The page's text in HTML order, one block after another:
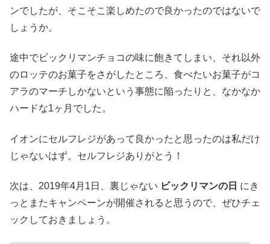
ンでしたが、そこそこ楽しめたので良かったのではないで
しょうか。
途中でビックリマンチョコの味に飽きてしまい、それ以外
のロッテのお菓子をさがしたところ、食べたいお菓子がコ
アラのマーチしかないという事態に陥ったりと、なかなか
ハードな1ヶ月でした。
イオンにセルフレジがあって良かったと思ったのは私だけ
じゃないはず。セルフレジありがとう！
次は、2019年4月1日、裏じゃない ビックリマンの日 にき
っとまたキャンペーンが開催されると思うので、ぜひチェ
ックしておきましょう。